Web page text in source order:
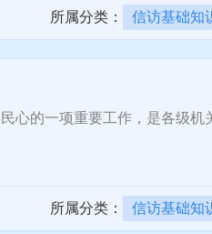
所属分类： 信访基础知
的一项重要工作，是各级机
所属分类： 信访基础知